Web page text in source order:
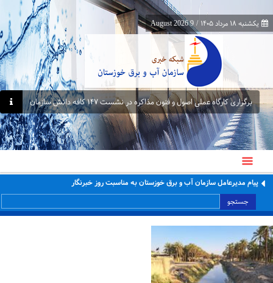
یکشنبه ۱۸ مرداد ۱۴۰۵ /
9 August 2026
برگزاری کارگاه عملی اصول و فنون مذاکره در نشست ۱۴۷ کافه دانش سازمان
پیام مدیرعامل سازمان آب و برق خوزستان به مناسبت روز خبرنگار
جستجو